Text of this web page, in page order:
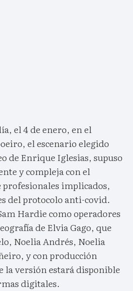
el 4 de enero, en el
el escenario elegido
de Enrique Iglesias, supuso
y compleja con el
implicados,
del protocolo anti-covid.
Hardie como operadores
de Elvia Gago, que
Noelia Andrés, Noelia
y con producción
la versión estará disponible
digitales.